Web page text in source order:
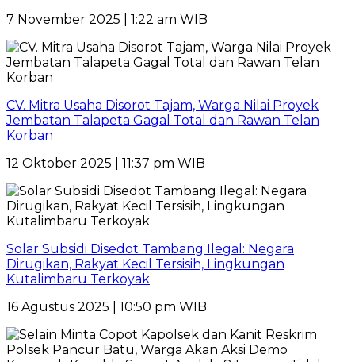
7 November 2025 | 1:22 am WIB
CV. Mitra Usaha Disorot Tajam, Warga Nilai Proyek
Jembatan Talapeta Gagal Total dan Rawan Telan
Korban
12 Oktober 2025 | 11:37 pm WIB
Solar Subsidi Disedot Tambang Ilegal: Negara
Dirugikan, Rakyat Kecil Tersisih, Lingkungan
Kutalimbaru Terkoyak
16 Agustus 2025 | 10:50 pm WIB